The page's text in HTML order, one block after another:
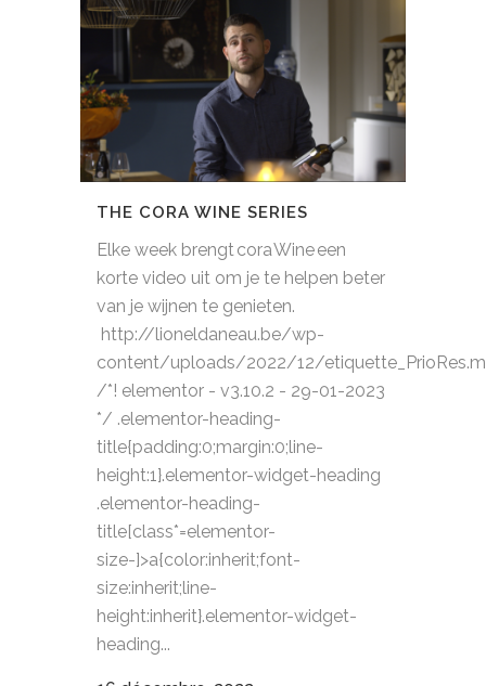
THE CORA WINE SERIES
Elke week brengt cora Wine een
korte video uit om je te helpen beter
van je wijnen te genieten.
http://lioneldaneau.be/wp-
content/uploads/2022/12/
/*! elementor - v3.10.2 - 29-01-2023
*/ .elementor-heading-
title{padding:0;margin:0;line-
height:1}.elementor-widget-heading
.elementor-heading-
title[class*=elementor-
size-]>a{color:inherit;font-
size:inherit;line-
height:inherit}.elementor-widget-
heading...